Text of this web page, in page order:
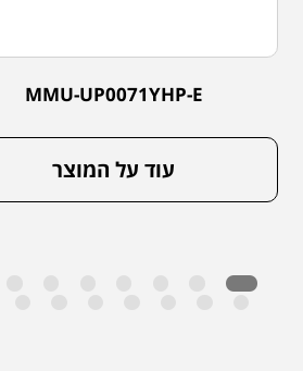
MMU-UP0071YHP-E
עוד על המוצר